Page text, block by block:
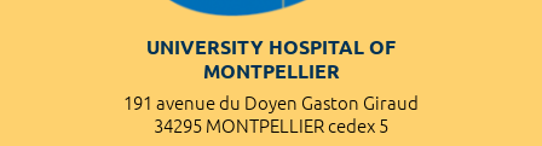
UNIVERSITY HOSPITAL OF
MONTPELLIER
191 avenue du Doyen Gaston Giraud
34295 MONTPELLIER cedex 5